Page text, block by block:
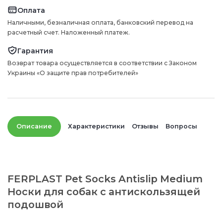
Оплата
Наличными, безналичная оплата, банковский перевод на
расчетный счет. Наложенный платеж.
Гарантия
Возврат товара осуществляется в соответствии с Законом
Украины «О защите прав потребителей»
Описание Характеристики Отзывы Вопросы
FERPLAST Pet Socks Antislip Medium
Носки для собак с антискользящей
подошвой